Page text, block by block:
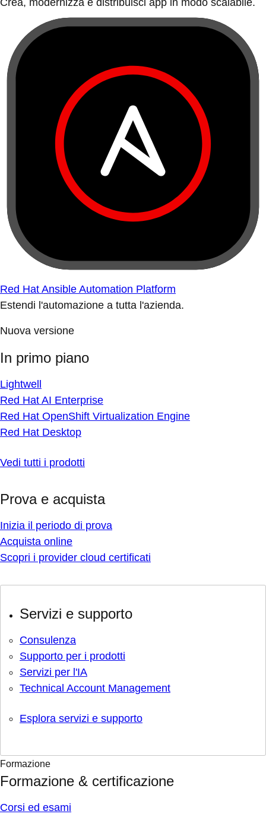
Crea, modernizza e distribuisci app in modo scalabile.
Red Hat Ansible Automation Platform
Estendi l'automazione a tutta l'azienda.
Nuova versione
In primo piano
Lightwell
Red Hat AI Enterprise
Red Hat OpenShift Virtualization Engine
Red Hat Desktop
Vedi tutti i prodotti
Prova e acquista
Inizia il periodo di prova
Acquista online
Scopri i provider cloud certificati
Servizi e supporto
Consulenza
Supporto per i prodotti
Servizi per l'IA
Technical Account Management
Esplora servizi e supporto
Formazione
Formazione & certificazione
Corsi ed esami